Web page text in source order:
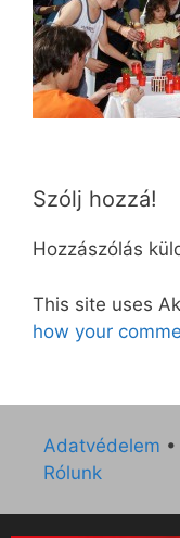
Szólj hozzá!
Hozzászólás
This site uses
how your
Adatvédelem •
Rólunk